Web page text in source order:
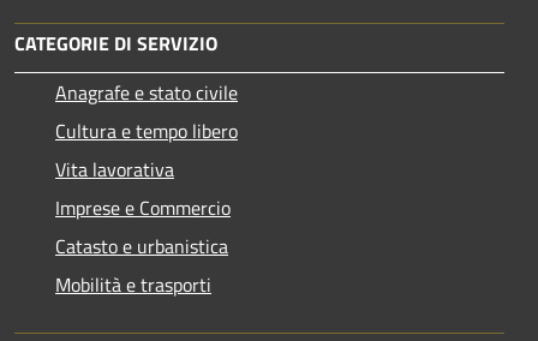
CATEGORIE DI SERVIZIO
Anagrafe e stato civile
Cultura e tempo libero
Vita lavorativa
Imprese e Commercio
Catasto e urbanistica
Mobilità e trasporti